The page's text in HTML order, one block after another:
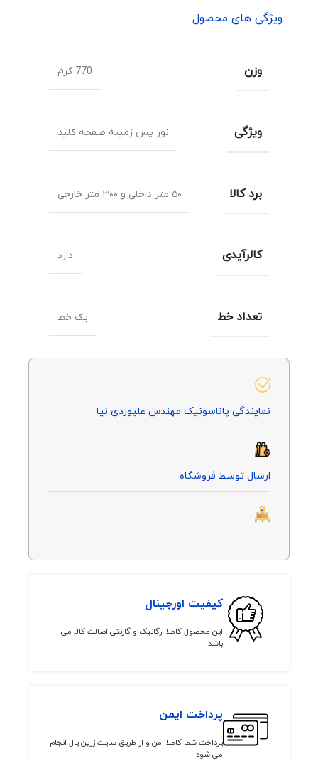
ویژگی های محصول
وزن 770 گرم
ویژگی نور پس زمینه صفحه کلید
برد کالا ۵۰ متر داخلی و ۳۰۰ متر خارجی
کالرآیدی دارد
تعداد خط یک خط
نمایندگی پاناسونیک مهندس علیوردی نیا
ارسال توسط فروشگاه
کیفیت اورجینال
این محصول کاملا ارگانیک و گارنتی اصالت کالا می
باشد
پرداخت ایمن
پرداخت شما کاملا امن و از طریق سایت زرین پال انجام
می شود